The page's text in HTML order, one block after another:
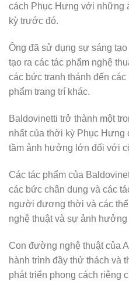
cách Phục Hưng với những
kỳ trước đó.
Ông đã sử dụng sự sáng
tạo ra các tác phẩm nghệ
các bức tranh thánh đến
phẩm trang trí khác.
Baldovinetti trở thành một
nhất của thời kỳ Phục
tầm ảnh hưởng lớn đối với
Các tác phẩm của
các bức chân dung và các
người đương thời và các
nghệ thuật và sự ảnh hưởng
Con đường nghệ thuật của
hành trình đầy thử thách và
phát triển phong cách riêng